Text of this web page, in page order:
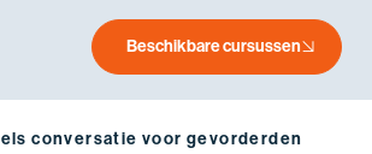
Beschikbare cursussen
conversatie voor gevorderden